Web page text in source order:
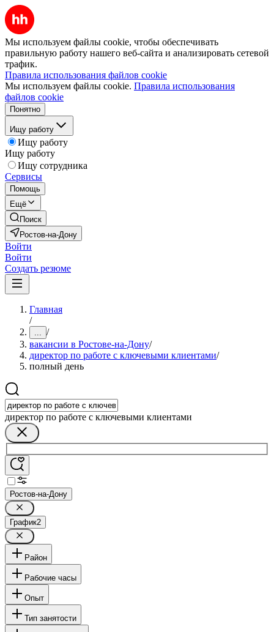
Мы используем файлы cookie, чтобы обеспечивать
правильную работу нашего веб-сайта и анализировать сетевой
трафик.
Правила использования файлов cookie
Мы используем файлы cookie. Правила использования
файлов cookie
Понятно
Ищу работу
Ищу работу
Ищу работу
Ищу сотрудника
Сервисы
Помощь
Ещё
Поиск
Ростов-на-Дону
Войти
Войти
Создать резюме
Главная
/
... /
вакансии в Ростове-на-Дону/
директор по работе с ключевыми клиентами/
полный день
директор по работе с ключевыми клиентами
Ростов-на-Дону
График2
Район
Рабочие часы
Опыт
Тип занятости